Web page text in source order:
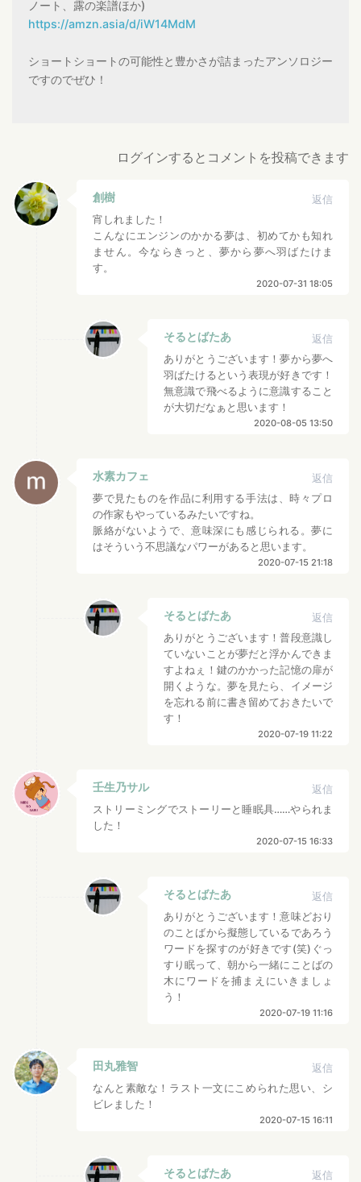
ノート、露の楽譜ほか)
https://amzn.asia/d/iW14MdM
ショートショートの可能性と豊かさが詰まったアンソロジー
ですのでぜひ！
ログインするとコメントを投稿できます
創樹
返信
宵しれました！
こんなにエンジンのかかる夢は、初めてかも知れ
ません。今ならきっと、夢から夢へ羽ばたけま
す。
2020-07-31 18:05
そるとばたあ
返信
ありがとうございます！夢から夢へ
羽ばたけるという表現が好きです！
無意識で飛べるように意識すること
が大切だなぁと思います！
2020-08-05 13:50
水素カフェ
返信
夢で見たものを作品に利用する手法は、時々プロ
の作家もやっているみたいですね。
脈絡がないようで、意味深にも感じられる。夢に
はそういう不思議なパワーがあると思います。
2020-07-15 21:18
そるとばたあ
返信
ありがとうございます！普段意識し
ていないことが夢だと浮かんできま
すよねぇ！鍵のかかった記憶の扉が
開くような。夢を見たら、イメージ
を忘れる前に書き留めておきたいで
す！
2020-07-19 11:22
壬生乃サル
返信
ストリーミングでストーリーと睡眠具……やられま
した！
2020-07-15 16:33
そるとばたあ
返信
ありがとうございます！意味どおり
のことばから擬態しているであろう
ワードを探すのが好きです(笑)ぐっ
すり眠って、朝から一緒にことばの
木にワードを捕まえにいきましょ
う！
2020-07-19 11:16
田丸雅智
返信
なんと素敵な！ラスト一文にこめられた思い、シ
ビレました！
2020-07-15 16:11
そるとばたあ
返信